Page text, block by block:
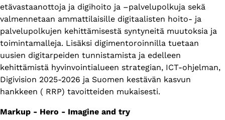
etävastaanottoja ja digihoito ja –palvelupolkuja sekä
valmennetaan ammattilaisille digitaalisten hoito- ja
palvelupolkujen kehittämisestä syntyneitä muutoksia ja
toimintamalleja. Lisäksi digimentoroinnilla tuetaan
uusien digitarpeiden tunnistamista ja edelleen
kehittämistä hyvinvointialueen strategian, ICT-ohjelman,
Digivision 2025-2026 ja Suomen kestävän kasvun
hankkeen ( RRP) tavoitteiden mukaisesti.
Markup - Hero - Imagine and try